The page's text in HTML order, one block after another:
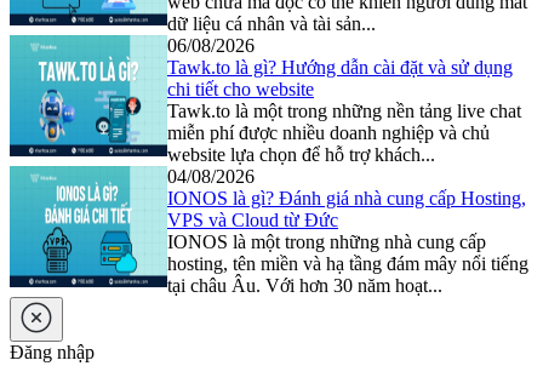
dữ liệu cá nhân và tài sản...
06/08/2026
Tawk.to là gì? Hướng dẫn cài đặt và sử dụng
chi tiết cho website
Tawk.to là một trong những nền tảng live chat
miễn phí được nhiều doanh nghiệp và chủ
website lựa chọn để hỗ trợ khách...
04/08/2026
IONOS là gì? Đánh giá nhà cung cấp Hosting,
VPS và Cloud từ Đức
IONOS là một trong những nhà cung cấp
hosting, tên miền và hạ tầng đám mây nổi tiếng
tại châu Âu. Với hơn 30 năm hoạt...
Đăng nhập